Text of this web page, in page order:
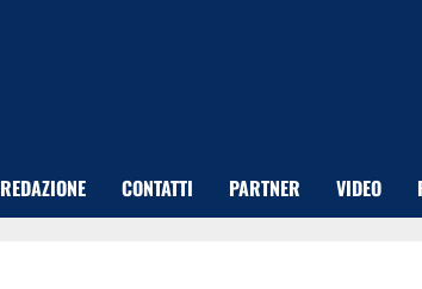
REDAZIONE CONTATTI PARTNER VIDEO